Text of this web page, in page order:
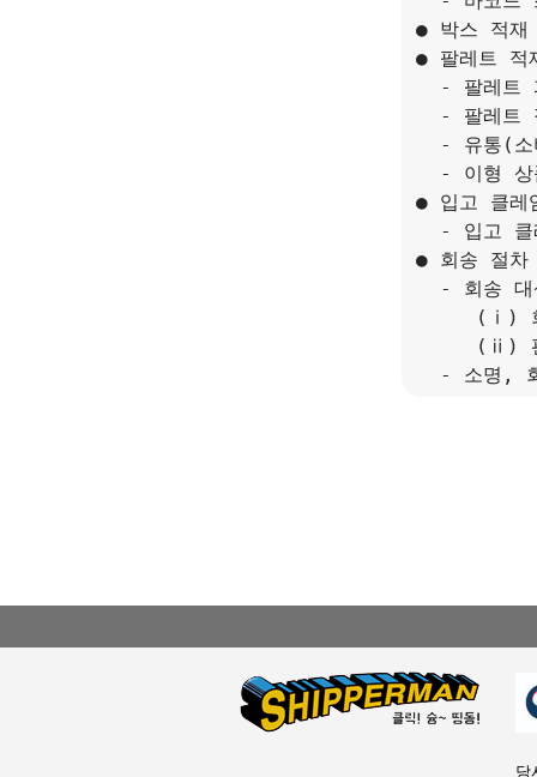
● 박스 적
● 팔레트
- 팔레트
- 팔레트
- 유통(소
- 이형
● 입고 클
- 입고 클
● 회송 절
- 회송
(ⅰ) 회
(ⅱ) 판
- 소명,
당